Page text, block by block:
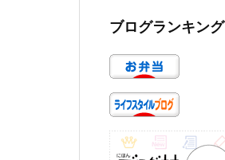
ブログランキング